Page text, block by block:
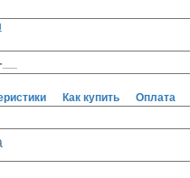
и оплаты
Как купить Оплата
бронежилетов RANGER-